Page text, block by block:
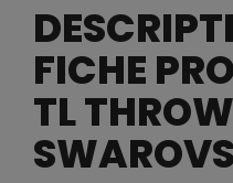
FICHE
TL